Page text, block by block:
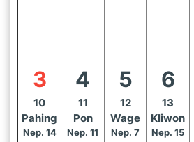
3
10
Pahing
Nep. 14
4
11
Pon
Nep. 11
5
12
Wage
Nep. 7
6
13
Kliwon
Nep. 15